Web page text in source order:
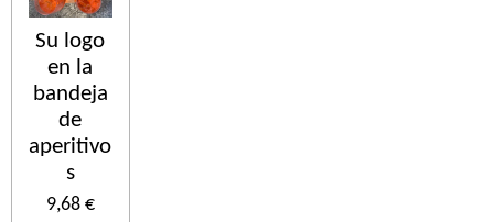
Su logo
en la
bandeja
de
aperitivo
s
9,68 €